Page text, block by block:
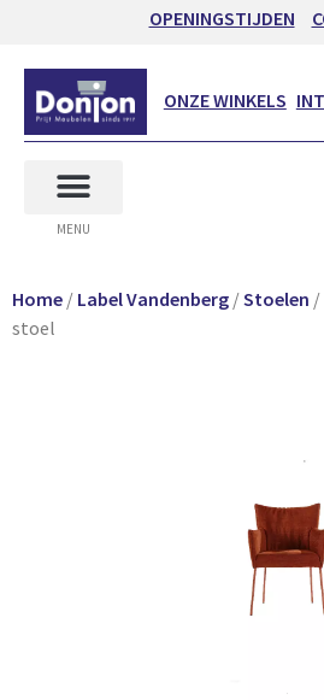
OPENINGSTIJDEN
ONZE WINKELS
MENU
Home / Label Vandenberg /Stoelen /
stoel